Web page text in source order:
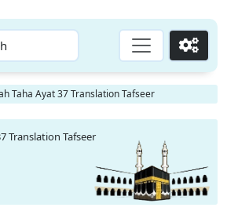
Go
Taha Ayat 37 Translation Tafseer
Translation Tafseer